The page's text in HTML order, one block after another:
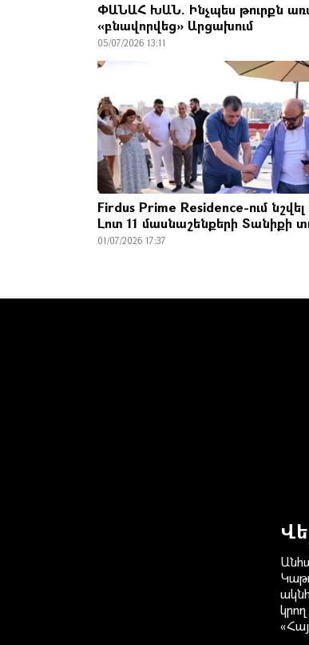
ՓԱՆԱՀ ԽԱՆ. Ինչպես թուրքն
«բնավորվեց» Արցախում
05/07/2026 13:11
Firdus Prime Residence-ում
Լոտ 11 մասնաշենքերի Տանիքի
01/07/2026 17:37